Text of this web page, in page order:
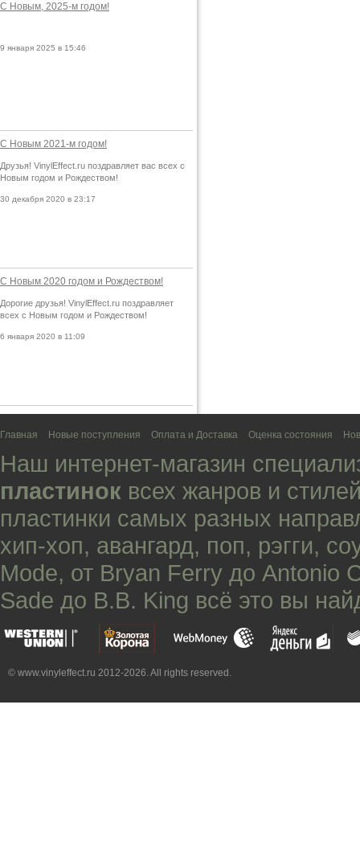
С Новым, 2025-м годом!
9 января 2025 в 15:46
С Новым 2021-м годом!
Друзья! VinylEffect.ru поздравляет вас всех с
Новым годом и Рождеством!
30 декабря 2020 в 23:17
С Новым 2020 годом и Рождеством!
Дорогие друзья! VinylEffect.ru поздравляет
всех с Новым годом и Рождеством!
6 января 2020 в 11:09
Главная Новые поступления Оплата и Доставка Оценка состояния
Наш интернет-магазин
пластинок всех жанров и
пластинки самых разных
хип-хоп, авангард, поп, рэгги,
Mode, от Bryan Ferry до Antonio
Sade до B.B. King всё это вы
© www.vinyleffect.ru 2012-2026. All rights reserved.